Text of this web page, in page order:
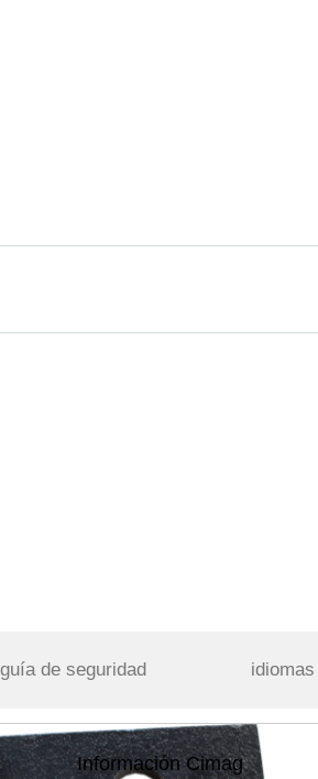
guía de seguridad idiomas
Información Cimag